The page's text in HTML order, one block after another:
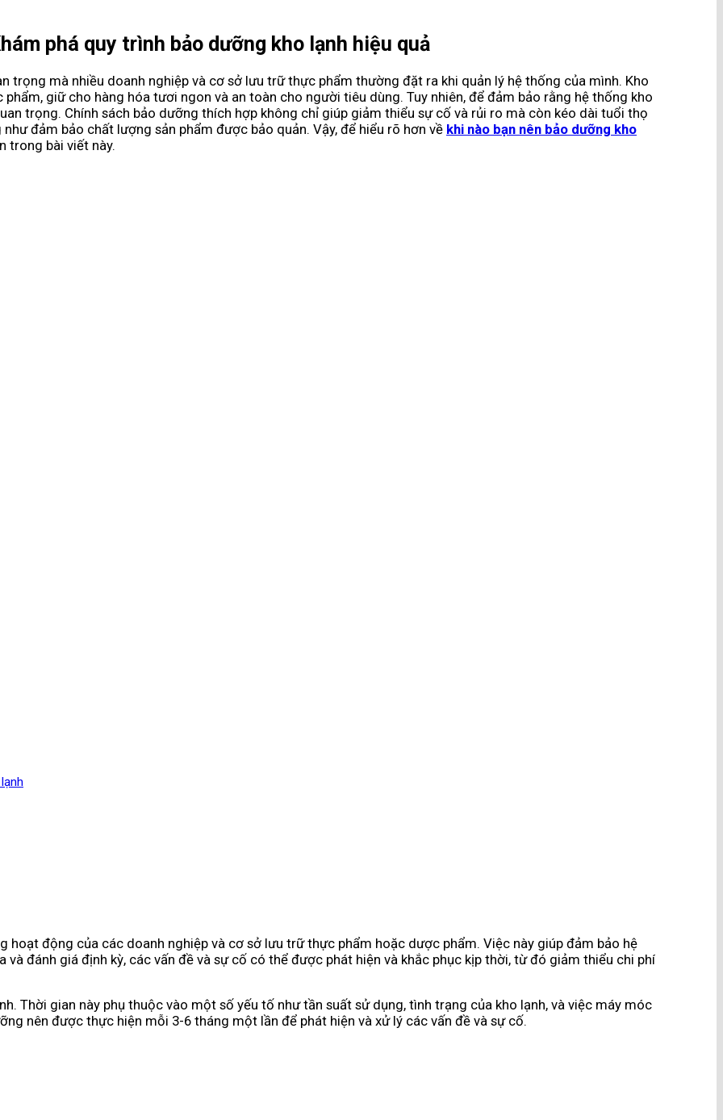
phá quy trình bảo dưỡng kho lạnh hiệu quả
trọng mà nhiều doanh nghiệp và cơ sở lưu trữ thực phẩm thường đặt ra khi quản lý hệ thống của mình. Kho
giữ cho hàng hóa tươi ngon và an toàn cho người tiêu dùng. Tuy nhiên, để đảm bảo rằng hệ thống kho
trọng. Chính sách bảo dưỡng thích hợp không chỉ giúp giảm thiểu sự cố và rủi ro mà còn kéo dài tuổi thọ
đảm bảo chất lượng sản phẩm được bảo quản. Vậy, để hiểu rõ hơn về khi nào bạn nên bảo dưỡng kho
trong bài viết này.
động của các doanh nghiệp và cơ sở lưu trữ thực phẩm hoặc dược phẩm. Việc này giúp đảm bảo hệ
đánh giá định kỳ, các vấn đề và sự cố có thể được phát hiện và khắc phục kịp thời, từ đó giảm thiểu chi phí
Thời gian này phụ thuộc vào một số yếu tố như tần suất sử dụng, tình trạng của kho lạnh, và việc máy móc
nên được thực hiện mỗi 3-6 tháng một lần để phát hiện và xử lý các vấn đề và sự cố.